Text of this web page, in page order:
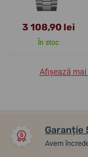
3 108,90 lei
În stoc
Afișează
Garanție
Avem